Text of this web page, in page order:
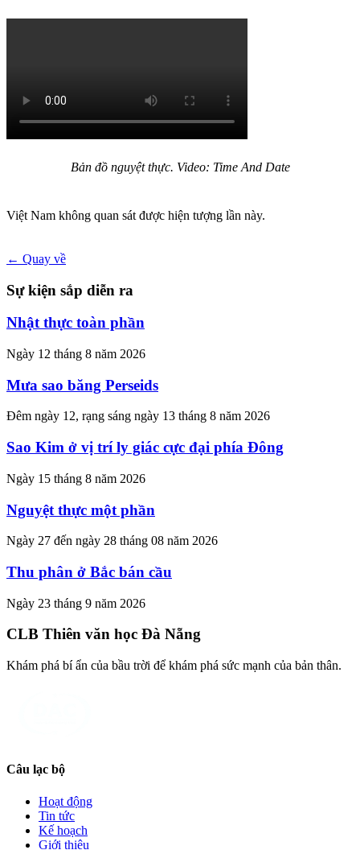
Bản đồ nguyệt thực. Video: Time And Date
Việt Nam không quan sát được hiện tượng lần này.
← Quay về
Sự kiện sắp diễn ra
Nhật thực toàn phần
Ngày 12 tháng 8 năm 2026
Mưa sao băng Perseids
Đêm ngày 12, rạng sáng ngày 13 tháng 8 năm 2026
Sao Kim ở vị trí ly giác cực đại phía Đông
Ngày 15 tháng 8 năm 2026
Nguyệt thực một phần
Ngày 27 đến ngày 28 tháng 08 năm 2026
Thu phân ở Bắc bán cầu
Ngày 23 tháng 9 năm 2026
CLB Thiên văn học Đà Nẵng
Khám phá bí ẩn của bầu trời để khám phá sức mạnh của bản thân.
Câu lạc bộ
Hoạt động
Tin tức
Kế hoạch
Giới thiệu